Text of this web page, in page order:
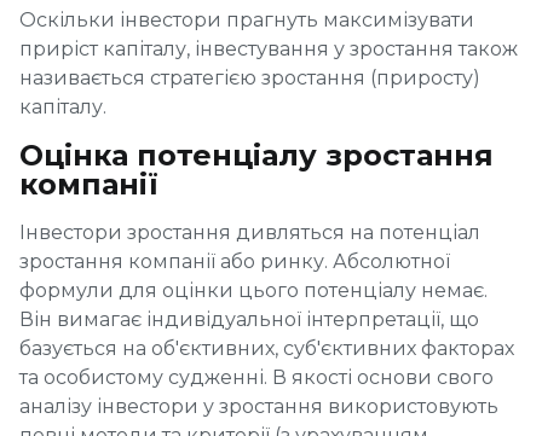
Оскільки інвестори прагнуть максимізувати
приріст капіталу, інвестування у зростання також
називається стратегією зростання (приросту)
капіталу.
Оцінка потенціалу зростання
компанії
Інвестори зростання дивляться на потенціал
зростання компанії або ринку. Абсолютної
формули для оцінки цього потенціалу немає.
Він вимагає індивідуальної інтерпретації, що
базується на об'єктивних, суб'єктивних факторах
та особистому судженні. В якості основи свого
аналізу інвестори у зростання використовують